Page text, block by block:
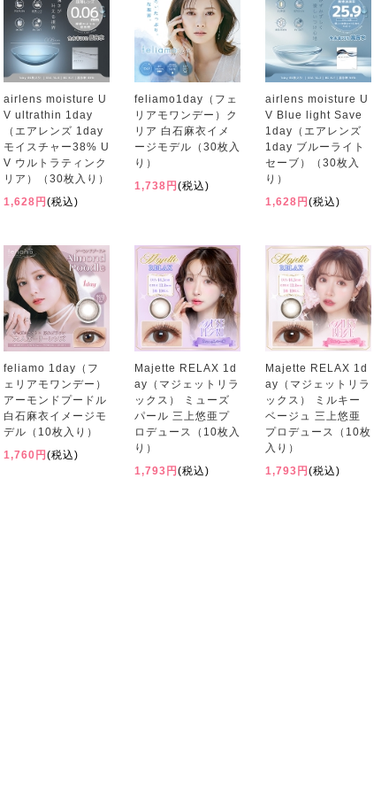
airlens moisture U
V ultrathin 1day
（エアレンズ 1day
モイスチャー38% U
V ウルトラティンク
リア）（30枚入り）
1,628円 (税込)
feliamo1day（フェ
リアモワンデー）ク
リア 白石麻衣イメ
ージモデル（30枚入
り）
1,738円 (税込)
airlens moisture U
V Blue light Save
1day（エアレンズ
1day ブルーライト
セーブ）（30枚入
り）
1,628円 (税込)
feliamo 1day（フ
ェリアモワンデー）
アーモンドプードル
白石麻衣イメージモ
デル（10枚入り）
1,760円 (税込)
Majette RELAX 1d
ay（マジェットリラ
ックス） ミューズ
パール 三上悠亜プ
ロデュース（10枚入
り）
1,793円 (税込)
Majette RELAX 1d
ay（マジェットリラ
ックス） ミルキー
ベージュ 三上悠亜
プロデュース（10枚
入り）
1,793円 (税込)